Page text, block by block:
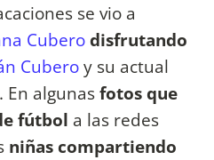
se vio a
Cuberodisfrutando
Cuberoy su actual
. En algunasfotos que
fútbol a las redes
niñas compartiendo